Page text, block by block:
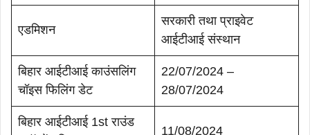
एडमिशन
सरकारी तथा प्राइवेट
आईटीआई संस्थान
बिहार आईटीआई काउंसलिंग
चॉइस फिलिंग डेट
22/07/2024 –
28/07/2024
बिहार आईटीआई 1st राउंड
11/08/2024